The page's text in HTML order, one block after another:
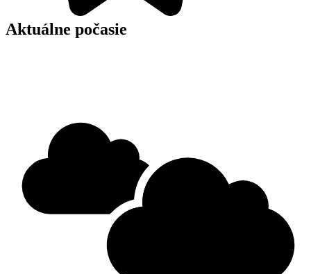
Aktuálne počasie